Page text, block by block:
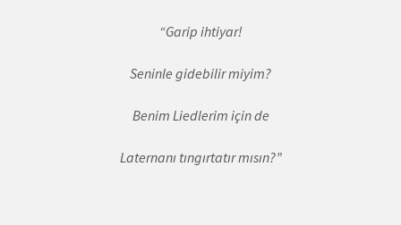
“Garip ihtiyar!
Seninle gidebilir miyim?
Benim Liedlerim için de
Laternanı tıngırtatır mısın?”